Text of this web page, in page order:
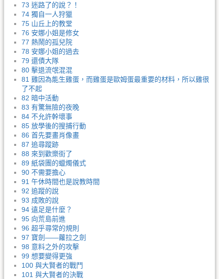
73 迷路了的說？！
74 獨自一人狩獵
75 山丘上的教堂
76 安娜小姐是修女
77 熱鬧的孤兒院
78 安娜小姐的過去
79 還債大隊
80 擊退流氓混混
81 雞因為能生雞蛋，而雞蛋是歐姆蛋最重要的材料，所以雞很
了不起
82 暗中活動
83 有驚無險的夜晚
84 不允許幹壞事
85 放學後的搜捕行動
86 首先要畫肖像畫
87 追尋蹤跡
88 來到歡樂街了
89 紙袋團的蠟燭儀式
90 不需要擔心
91 午休時間也是說教時間
92 追蹤的說
93 成敗的說
94 遠足是什麼？
95 向荒島前進
96 超乎尋常的規則
97 寶劍——蘿拉之劍
98 意料之外的攻擊
99 想要變得更強
100 與大賢者的戰鬥
101 與大賢者的決戰